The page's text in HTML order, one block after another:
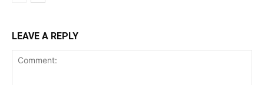
LEAVE A REPLY